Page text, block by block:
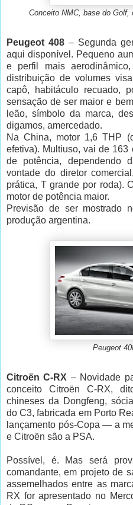
Conceito NMC, base do Golf,
Peugeot 408 – Segunda
aqui disponível. Pequeno
e perfil mais
distribuição de volumes
capô, habitáculo recuado,
sensação de ser maior e
leão, símbolo da marca,
digamos, amercedado.
Na China, motor 1,6 THP
efetiva). Multiuso, vai de
de potência, dependendo
vontade do diretor
prática, T grande por roda).
motor de potência maior.
Previsão de ser mostrado
produção argentina.
Peugeot
Citroën C-RX – Novidade
conceito Citroën C-RX,
chineses da Dongfeng,
do C3, fabricada em Porto
lançamento pós-Copa — a
e Citroën são a PSA.
Possível, é. Mas será
comandante, em projeto de
assemelhados entre as
RX for apresentado no